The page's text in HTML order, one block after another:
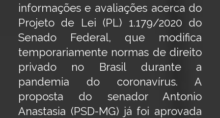
informações e avaliações acerca do
Projeto de Lei (PL) 1.179/2020 do
Senado Federal, que modifica
temporariamente normas de direito
privado no Brasil durante a
pandemia do coronavírus. A
proposta do senador Antonio
Anastasia (PSD-MG) já foi aprovada